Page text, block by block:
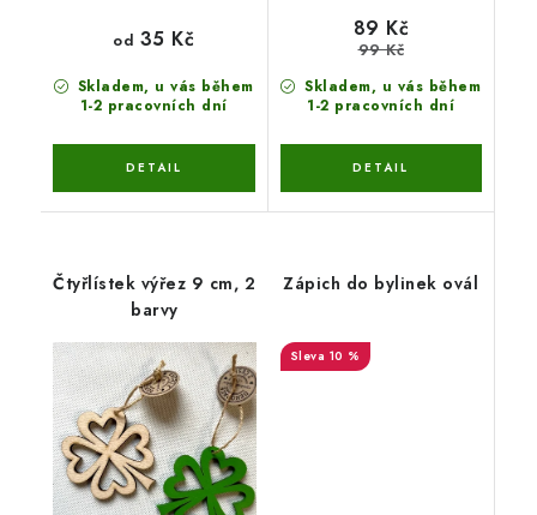
Skladem, u vás během
1-2 pracovních dní
od 35 Kč
Skladem, u vás během
1-2 pracovních dní
89 Kč
99 Kč
Čtyřlístek výřez 9 cm, 2
barvy
Zápich do bylinek ovál
10 %